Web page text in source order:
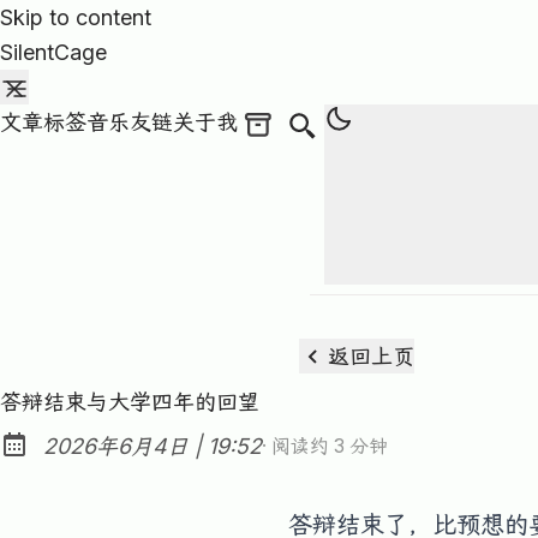
Skip to content
SilentCage
文章标签音乐友链关于我
归档文章
Search
返回上页
答辩结束与大学四年的回望
Published:
2026年6月4日 | at
19:52· 阅读约 3 分钟
答辩结束了，比预想的